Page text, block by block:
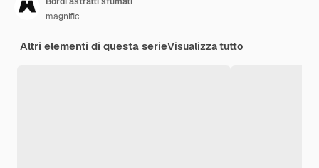
magnific
Altri elementi di questa serieVisualizza tutto